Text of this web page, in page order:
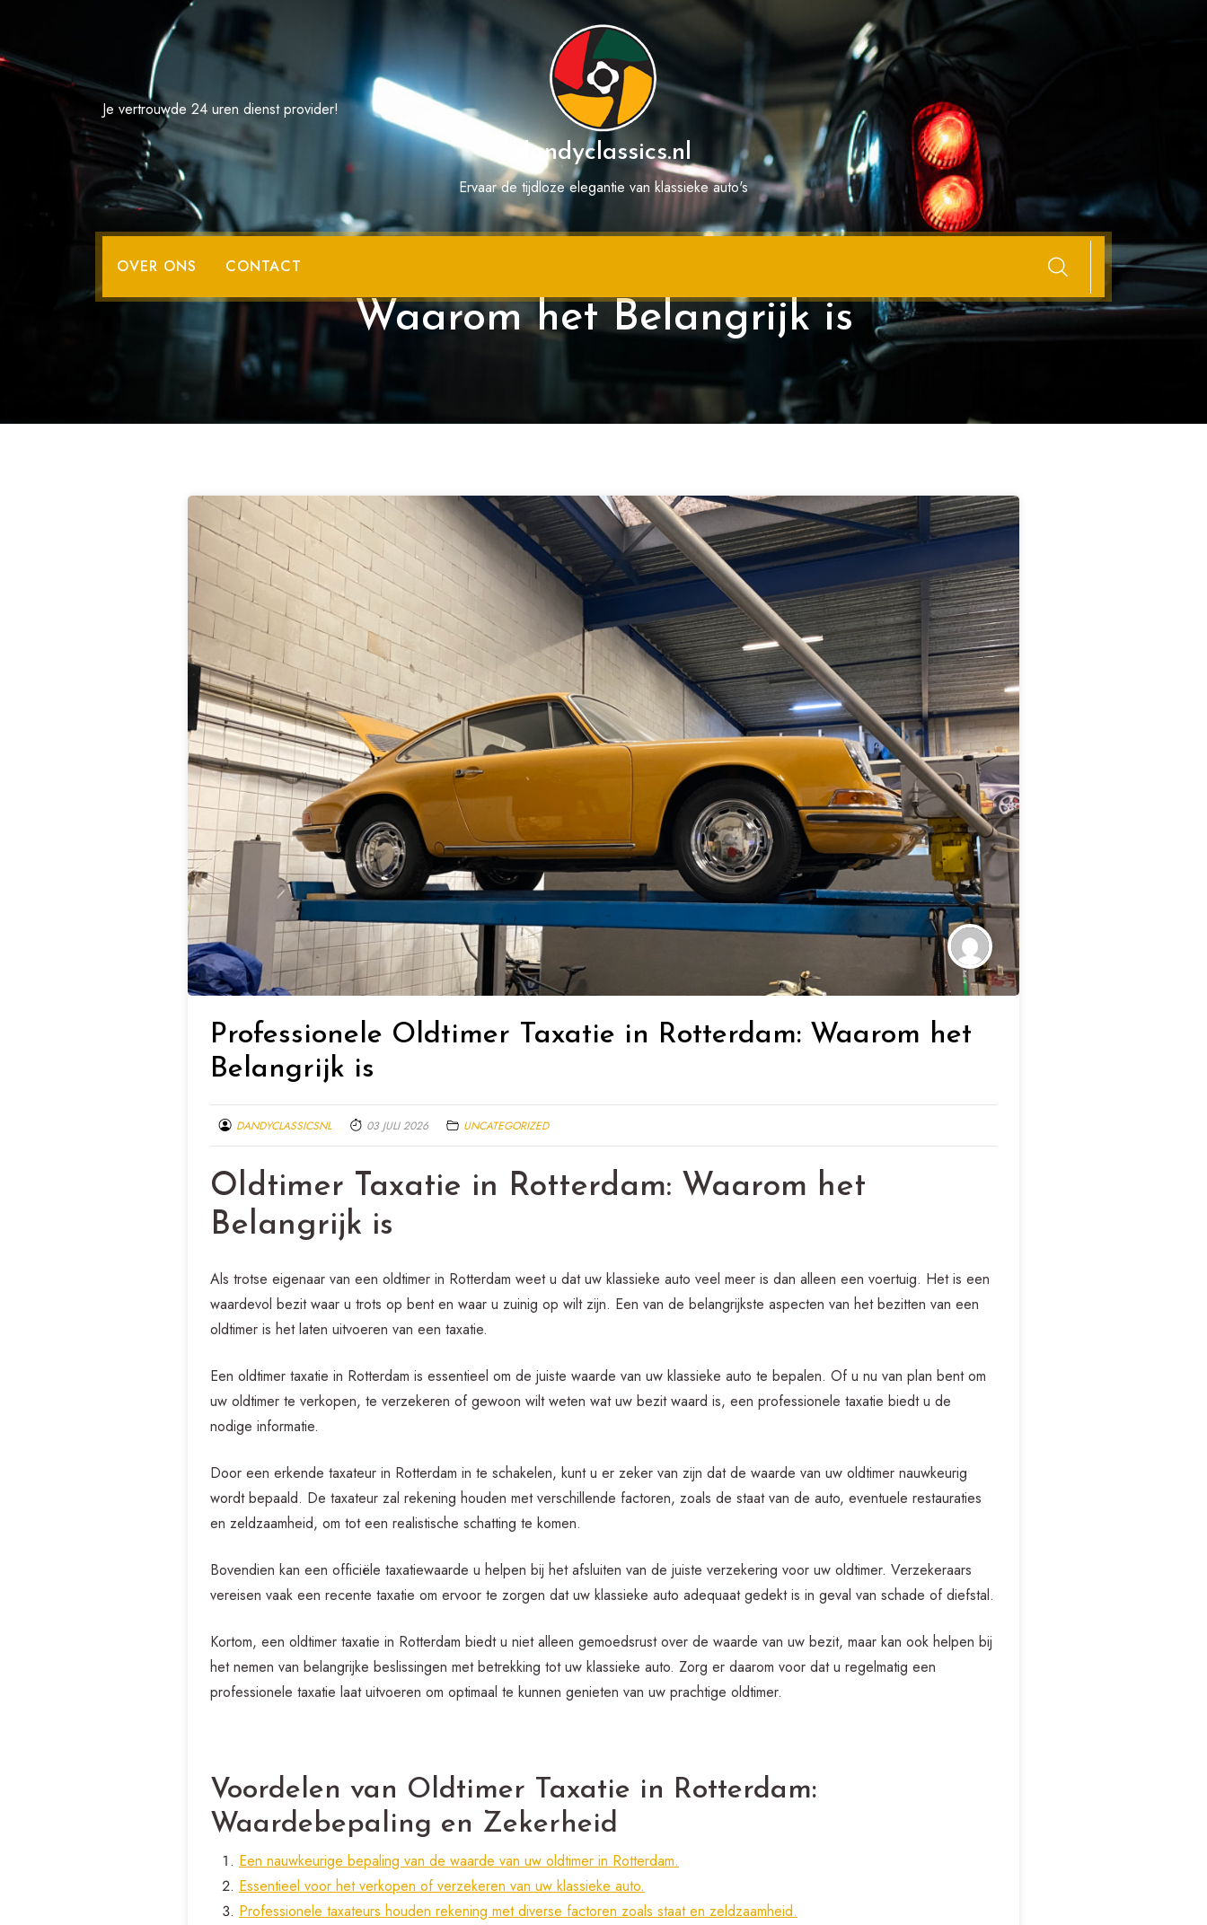
de
Je vertrouwde 24 uren dienst provider!
dandyclassics.nl
Ervaar de tijdloze elegantie van klassieke auto's
OVER ONS CONTACT
Professionele Oldtimer Taxatie in Rotterdam:
Waarom het Belangrijk is
Professionele Oldtimer Taxatie in Rotterdam: Waarom het
Belangrijk is
DANDYCLASSICSNL 03 JULI 2026 UNCATEGORIZED
Oldtimer Taxatie in Rotterdam: Waarom het
Belangrijk is
Als trotse eigenaar van een oldtimer in Rotterdam weet u dat uw klassieke auto veel meer is dan alleen een voertuig. Het is een
waardevol bezit waar u trots op bent en waar u zuinig op wilt zijn. Een van de belangrijkste aspecten van het bezitten van een
oldtimer is het laten uitvoeren van een taxatie.
Een oldtimer taxatie in Rotterdam is essentieel om de juiste waarde van uw klassieke auto te bepalen. Of u nu van plan bent om
uw oldtimer te verkopen, te verzekeren of gewoon wilt weten wat uw bezit waard is, een professionele taxatie biedt u de
nodige informatie.
Door een erkende taxateur in Rotterdam in te schakelen, kunt u er zeker van zijn dat de waarde van uw oldtimer nauwkeurig
wordt bepaald. De taxateur zal rekening houden met verschillende factoren, zoals de staat van de auto, eventuele restauraties
en zeldzaamheid, om tot een realistische schatting te komen.
Bovendien kan een officiële taxatiewaarde u helpen bij het afsluiten van de juiste verzekering voor uw oldtimer. Verzekeraars
vereisen vaak een recente taxatie om ervoor te zorgen dat uw klassieke auto adequaat gedekt is in geval van schade of diefstal.
Kortom, een oldtimer taxatie in Rotterdam biedt u niet alleen gemoedsrust over de waarde van uw bezit, maar kan ook helpen bij
het nemen van belangrijke beslissingen met betrekking tot uw klassieke auto. Zorg er daarom voor dat u regelmatig een
professionele taxatie laat uitvoeren om optimaal te kunnen genieten van uw prachtige oldtimer.
Voordelen van Oldtimer Taxatie in Rotterdam:
Waardebepaling en Zekerheid
Een nauwkeurige bepaling van de waarde van uw oldtimer in Rotterdam.
Essentieel voor het verkopen of verzekeren van uw klassieke auto.
Professionele taxateurs houden rekening met diverse factoren zoals staat en zeldzaamheid.